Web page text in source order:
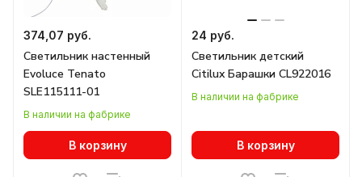
374,07 руб.
Светильник настенный
Evoluce Tenato
SLE115111-01
В наличии на фабрике
В корзину
24 руб.
Светильник детский
Citilux Барашки CL922016
В наличии на фабрике
В корзину